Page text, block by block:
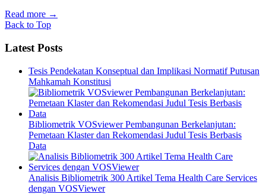
Read more →
Back to Top
Latest Posts
Tesis Pendekatan Konseptual dan Implikasi Normatif Putusan
Mahkamah Konstitusi
Bibliometrik VOSviewer Pembangunan Berkelanjutan:
Pemetaan Klaster dan Rekomendasi Judul Tesis Berbasis
Data
Analisis Bibliometrik 300 Artikel Tema Health Care Services
dengan VOSViewer